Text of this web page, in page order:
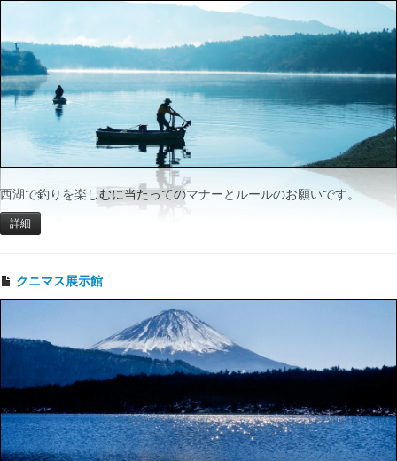
西湖で釣りを楽しむに当たってのマナーとルールのお願いです。
詳細
クニマス展示館